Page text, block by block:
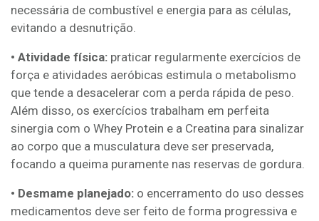
necessária de combustível e energia para as células,
evitando a desnutrição.
• Atividade física: praticar regularmente exercícios de
força e atividades aeróbicas estimula o metabolismo
que tende a desacelerar com a perda rápida de peso.
Além disso, os exercícios trabalham em perfeita
sinergia com o Whey Protein e a Creatina para sinalizar
ao corpo que a musculatura deve ser preservada,
focando a queima puramente nas reservas de gordura.
• Desmame planejado: o encerramento do uso desses
medicamentos deve ser feito de forma progressiva e